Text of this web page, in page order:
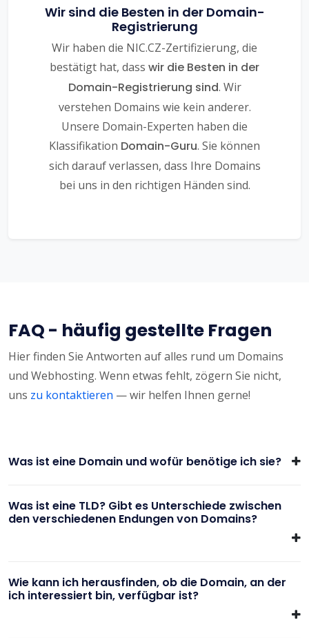
Wir sind die Besten in der Domain-
Registrierung
Wir haben die NIC.CZ-Zertifizierung, die
bestätigt hat, dass wir die Besten in der
Domain-Registrierung sind. Wir
verstehen Domains wie kein anderer.
Unsere Domain-Experten haben die
Klassifikation Domain-Guru. Sie können
sich darauf verlassen, dass Ihre Domains
bei uns in den richtigen Händen sind.
FAQ - häufig gestellte Fragen
Hier finden Sie Antworten auf alles rund um Domains
und Webhosting. Wenn etwas fehlt, zögern Sie nicht,
uns zu kontaktieren — wir helfen Ihnen gerne!
Was ist eine Domain und wofür benötige ich sie?
Was ist eine TLD? Gibt es Unterschiede zwischen
den verschiedenen Endungen von Domains?
Wie kann ich herausfinden, ob die Domain, an der
ich interessiert bin, verfügbar ist?